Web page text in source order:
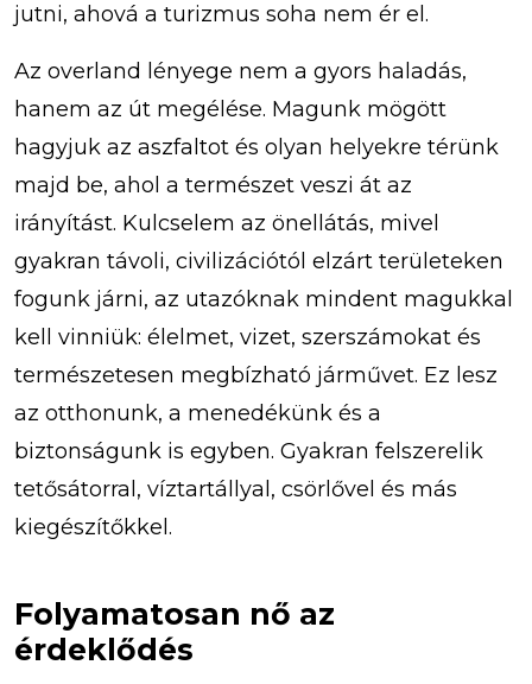
jutni, ahová a turizmus soha nem ér el.
Az overland lényege nem a gyors haladás,
hanem az út megélése. Magunk mögött
hagyjuk az aszfaltot és olyan helyekre térünk
majd be, ahol a természet veszi át az
irányítást. Kulcselem az önellátás, mivel
gyakran távoli, civilizációtól elzárt területeken
fogunk járni, az utazóknak mindent magukkal
kell vinniük: élelmet, vizet, szerszámokat és
természetesen megbízható járművet. Ez lesz
az otthonunk, a menedékünk és a
biztonságunk is egyben. Gyakran felszerelik
tetősátorral, víztartállyal, csörlővel és más
kiegészítőkkel.
Folyamatosan nő az
érdeklődés